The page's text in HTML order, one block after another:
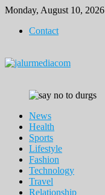
Skip
content
Monday, August 10, 2026
Contact
News
Health
Sports
Lifestyle
Fashion
Technology
Travel
Relationship